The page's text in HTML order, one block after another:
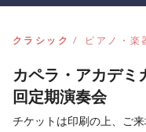
クラシック ピアノ・楽
カペラ・アカデミ
回定期演奏会
チケットは印刷の上、ご来